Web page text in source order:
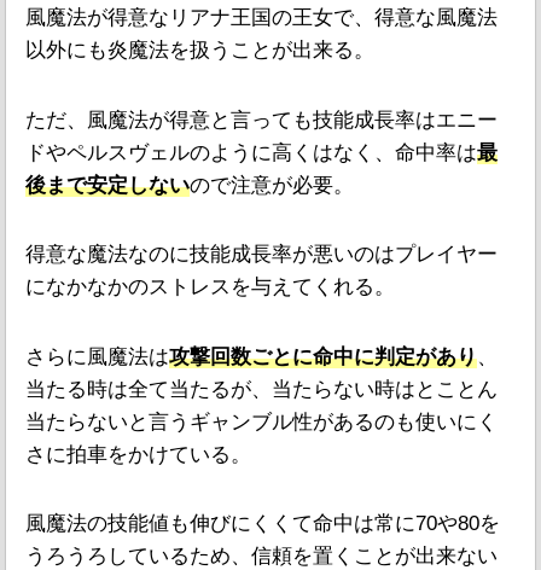
風魔法が得意なリアナ王国の王女で、得意な風魔法
以外にも炎魔法を扱うことが出来る。
ただ、風魔法が得意と言っても技能成長率はエニー
ドやペルスヴェルのように高くはなく、命中率は最
後まで安定しないので注意が必要。
得意な魔法なのに技能成長率が悪いのはプレイヤー
になかなかのストレスを与えてくれる。
さらに風魔法は攻撃回数ごとに命中に判定があり、
当たる時は全て当たるが、当たらない時はとことん
当たらないと言うギャンブル性があるのも使いにく
さに拍車をかけている。
風魔法の技能値も伸びにくくて命中は常に70や80を
うろうろしているため、信頼を置くことが出来ない